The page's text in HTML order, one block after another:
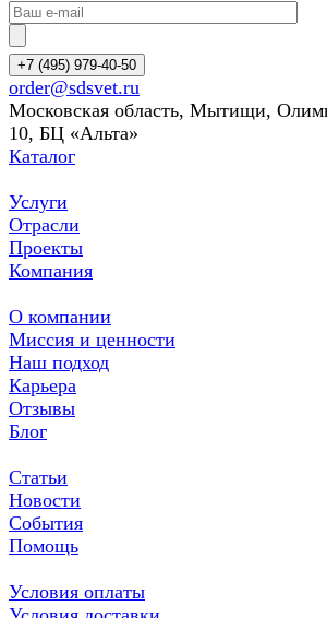
+7 (495) 979-40-50
order@sdsvet.ru
Московская область, Мытищи,
10, БЦ «Альта»
Каталог
Услуги
Отрасли
Проекты
Компания
О компании
Миссия и ценности
Наш подход
Карьера
Отзывы
Блог
Статьи
Новости
События
Помощь
Условия оплаты